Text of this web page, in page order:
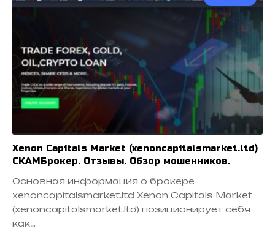
Xenon Capitals Market (xenoncapitalsmarket.ltd)
СКАМБрокер. Отзывы. Обзор мошенников.
Основная информация о брокере
xenoncapitalsmarket.ltd Xenon Capitals Market
(xenoncapitalsmarket.ltd) позиционирует себя
как…